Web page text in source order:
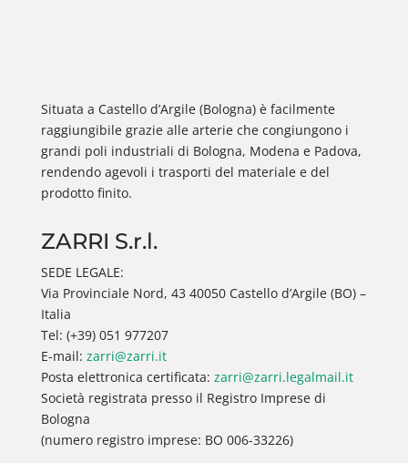
Situata a Castello d’Argile (Bologna) è facilmente
raggiungibile grazie alle arterie che congiungono i
grandi poli industriali di Bologna, Modena e Padova,
rendendo agevoli i trasporti del materiale e del
prodotto finito.
ZARRI S.r.l.
SEDE LEGALE:
Via Provinciale Nord, 43 40050 Castello d’Argile (BO) –
Italia
Tel: (+39) 051 977207
E-mail: zarri@zarri.it
Posta elettronica certificata: zarri@zarri.legalmail.it
Società registrata presso il Registro Imprese di
Bologna
(numero registro imprese: BO 006-33226)